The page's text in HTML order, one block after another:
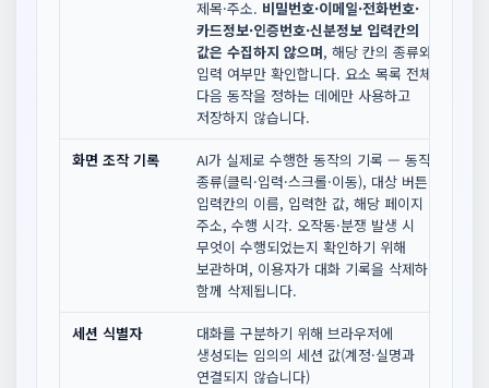
제목·주소. 비밀번호·이메일·전화번호·
카드정보·인증번호·신분정보 입력칸의
값은 수집하지 않으며, 해당 칸의 종류와
입력 여부만 확인합니다. 요소 목록 전체는
다음 동작을 정하는 데에만 사용하고
저장하지 않습니다.
화면 조작 기록
AI가 실제로 수행한 동작의 기록 — 동작
종류(클릭·입력·스크롤·이동), 대상 버튼·
입력칸의 이름, 입력한 값, 해당 페이지
주소, 수행 시각. 오작동·분쟁 발생 시
무엇이 수행되었는지 확인하기 위해
보관하며, 이용자가 대화 기록을 삭제하면
함께 삭제됩니다.
세션 식별자
대화를 구분하기 위해 브라우저에
생성되는 임의의 세션 값(계정·실명과
연결되지 않습니다)